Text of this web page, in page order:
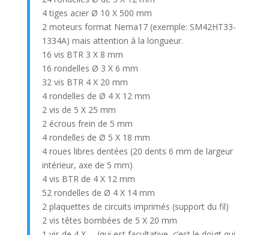
4 tiges acier Ø 10 X 500 mm
2 moteurs format Nema17 (exemple: SM42HT33-
1334A) mais attention à la longueur.
16 vis BTR 3 X 8 mm
16 rondelles Ø 3 X 6 mm
32 vis BTR 4 X 20 mm
4 rondelles de Ø 4 X 12 mm
2 vis de 5 X 25 mm
2 écrous frein de 5 mm
4 rondelles de Ø 5 X 18 mm
4 roues libres dentées (20 dents 6 mm de largeur
intérieur, axe de 5 mm)
4 vis BTR de 4 X 12 mm
52 rondelles de Ø 4 X 14 mm
2 plaquettes de circuits imprimés (support du fil)
2 vis têtes bombées de 5 X 20 mm